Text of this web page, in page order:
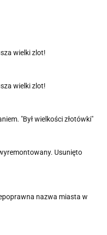
wielki zlot!
wielki zlot!
"Był wielkości złotówki"
Usunięto
nazwa miasta w